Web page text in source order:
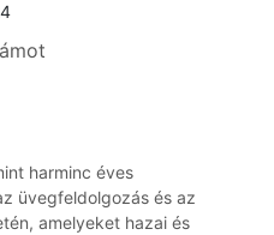
harminc éves
üvegfeldolgozás és az
amelyeket hazai és